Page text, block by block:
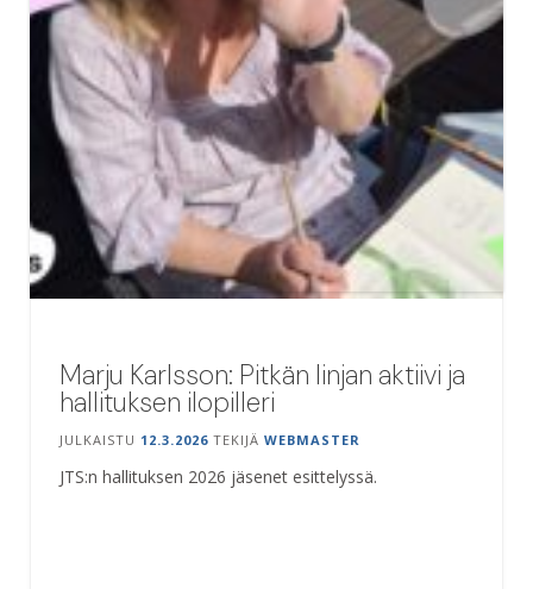
Marju Karlsson: Pitkän linjan aktiivi ja
hallituksen ilopilleri
JULKAISTU 12.3.2026 TEKIJÄ WEBMASTER
JTS:n hallituksen 2026 jäsenet esittelyssä.